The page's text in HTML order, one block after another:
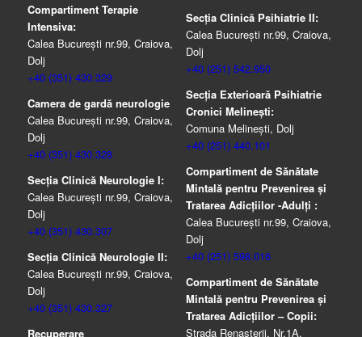
Compartiment Terapie
Intensiva:
Calea București nr.99, Craiova,
Dolj
+40 (351) 430.329
Camera de gardă neurologie
Calea București nr.99, Craiova,
Dolj
+40 (351) 430.328
Secția Clinică Neurologie I:
Calea București nr.99, Craiova,
Dolj
+40 (351) 430.307
Secția Clinică Neurologie II:
Calea București nr.99, Craiova,
Dolj
+40 (351) 430.327
Recuperare
Secția Clinică Psihiatrie II:
Calea București nr.99, Craiova,
Dolj
+40 (251) 542.950
Secția Exterioară Psihiatrie
Cronici Melinești:
Comuna Melinești, Dolj
+40 (251) 440.101
Compartiment de Sănătate
Mintală pentru Prevenirea şi
Tratarea Adicţiilor -Adulţi :
Calea București nr.99, Craiova,
Dolj
+40 (251) 598.016
Compartiment de Sănătate
Mintală pentru Prevenirea şi
Tratarea Adicţiilor – Copii:
Strada Renașterii, Nr.1A,